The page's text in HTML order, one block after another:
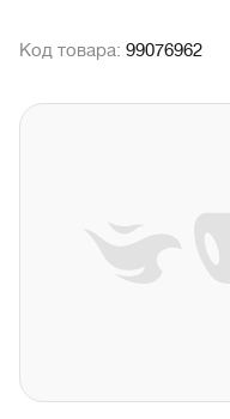
Код товара: 99076962